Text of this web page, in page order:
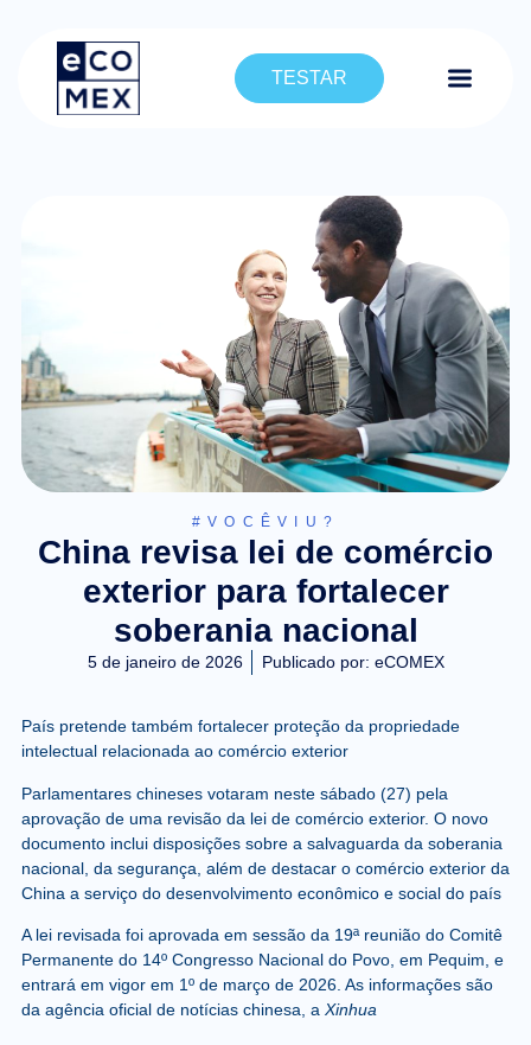
TESTAR
#VOCÊVIU?
China revisa lei de comércio
exterior para fortalecer
soberania nacional
5 de janeiro de 2026 Publicado por: eCOMEX
País pretende também fortalecer proteção da propriedade
intelectual relacionada ao comércio exterior
Parlamentares chineses votaram neste sábado (27) pela
aprovação de uma revisão da lei de comércio exterior. O novo
documento inclui disposições sobre a salvaguarda da soberania
nacional, da segurança, além de destacar o comércio exterior da
China a serviço do desenvolvimento econômico e social do país
A lei revisada foi aprovada em sessão da 19ª reunião do Comitê
Permanente do 14º Congresso Nacional do Povo, em Pequim, e
entrará em vigor em 1º de março de 2026. As informações são
da agência oficial de notícias chinesa, a Xinhua